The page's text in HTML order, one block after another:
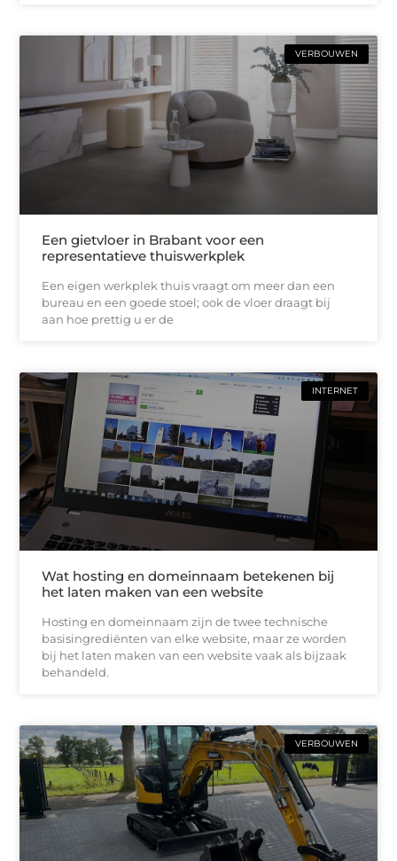
VERBOUWEN
Een gietvloer in Brabant voor een
representatieve thuiswerkplek
Een eigen werkplek thuis vraagt om meer dan een
bureau en een goede stoel; ook de vloer draagt bij
aan hoe prettig u er de
INTERNET
Wat hosting en domeinnaam betekenen bij
het laten maken van een website
Hosting en domeinnaam zijn de twee technische
basisingrediënten van elke website, maar ze worden
bij het laten maken van een website vaak als bijzaak
behandeld.
VERBOUWEN